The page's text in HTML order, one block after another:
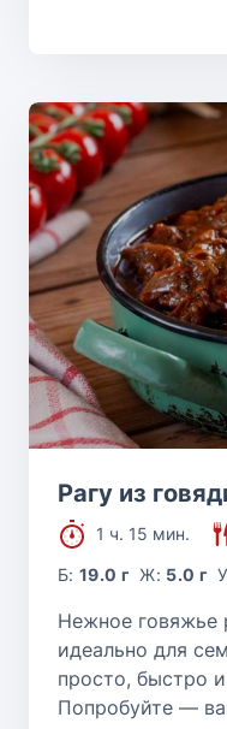
Рагу из
1 ч. 15 мин.
Б:19.0 г Ж: 5.0 г
Нежное говяжье
идеально для
просто, быстро
Попробуйте —